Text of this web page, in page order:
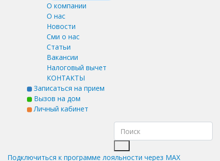
О компании
О нас
Новости
Сми о нас
Статьи
Вакансии
Налоговый вычет
КОНТАКТЫ
Записаться на прием
Вызов на дом
Личный кабинет
Подключиться к программе лояльности через MAX